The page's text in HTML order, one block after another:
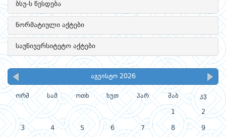
ბსუ-ს წესდება
ნორმატიული აქტები
საუნივერსიტეტო აქტები
აგვისტო 2026
ორშ სამ ოთხ ხუთ პარ შაბ კვ
1 2
3 4 5 6 7 8 9